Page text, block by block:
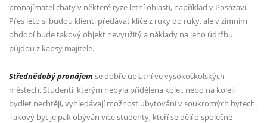
pronajímatel chaty v některé ryze letní oblasti, například v Posázaví.
Přes léto si budou klienti předávat klíče z ruky do ruky, ale v zimním
období bude takový objekt nevyužitý a náklady na jeho údržbu
půjdou z kapsy majitele.
Střednědobý pronájem se dobře uplatní ve vysokoškolských
městech. Studenti, kterým nebyla přidělena kolej, nebo na koleji
bydlet nechtějí, vyhledávají možnost ubytování v soukromých bytech.
Takový byt je pak obýván více studenty, kteří se dělí o společné